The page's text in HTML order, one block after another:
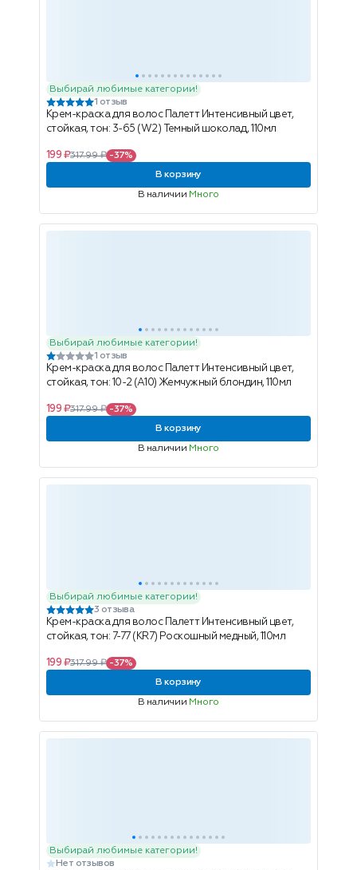
Выбирай любимые категории!
1 отзыв
Крем-краска для волос Палетт Интенсивный цвет,
стойкая, тон: 3-65 (W2) Темный шоколад, 110мл
199 ₽317.99 ₽ -37%
В корзину
В наличии Много
Выбирай любимые категории!
1 отзыв
Крем-краска для волос Палетт Интенсивный цвет,
стойкая, тон: 10-2 (A10) Жемчужный блондин, 110мл
199 ₽317.99 ₽ -37%
В корзину
В наличии Много
Выбирай любимые категории!
3 отзыва
Крем-краска для волос Палетт Интенсивный цвет,
стойкая, тон: 7-77 (KR7) Роскошный медный, 110мл
199 ₽317.99 ₽ -37%
В корзину
В наличии Много
Выбирай любимые категории!
Нет отзывов